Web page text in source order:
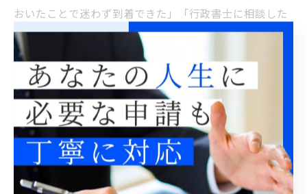
おいたことで迷わず到着できた」「行政書士に相談した
ことで書類不備が防げた」といった事例もあります。こ
うした準備を徹底することで、ビザ取得方法を短期間で
完了させることが可能です。
自力で東京都のビザ申請は可能なの
か